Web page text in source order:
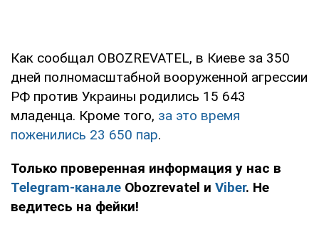
Как сообщал OBOZREVATEL, в Киеве за 350
дней полномасштабной вооруженной агрессии
РФ против Украины родились 15 643
младенца. Кроме того, за это время
поженились 23 650 пар.
Только проверенная информация у нас в
Telegram-канале Obozrevatel и Viber. Не
ведитесь на фейки!